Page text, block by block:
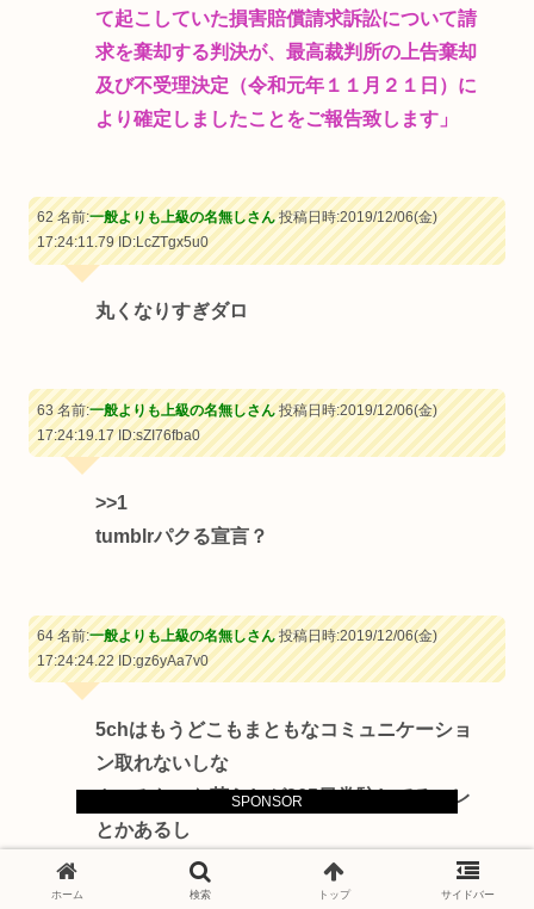
SPONSOR
て起こしていた損害賠償請求訴訟について請
求を棄却する判決が、最高裁判所の上告棄却
及び不受理決定（令和元年１１月２１日）に
より確定しましたことをご報告致します」
62 名前:一般よりも上級の名無しさん投稿日時:2019/12/06(金)
17:24:11.79ID:LcZTgx5u0
丸くなりすぎダロ
63 名前:一般よりも上級の名無しさん投稿日時:2019/12/06(金)
17:24:19.17ID:sZI76fba0
>>1
tumblrパクる宣言？
64 名前:一般よりも上級の名無しさん投稿日時:2019/12/06(金)
17:24:24.22ID:gz6yAa7v0
5chはもうどこもまともなコミュニケーショ
ン取れないしな
カスみたいな荒らしが365日常駐してるスレ
とかあるし
有料のSNSなら民度も高くていいんじゃね？
ホーム 検索 トップ サイドバー